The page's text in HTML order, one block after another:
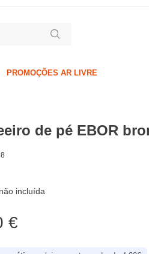
PROMOÇÕES AR LIVRE
de pé EBOR
incluída
€